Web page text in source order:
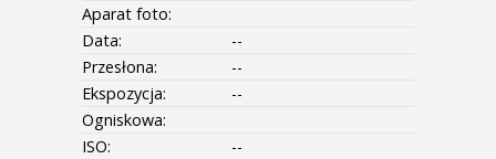
Aparat foto:
Data:
--
Przesłona:
--
Ekspozycja:
--
Ogniskowa:
ISO:
--